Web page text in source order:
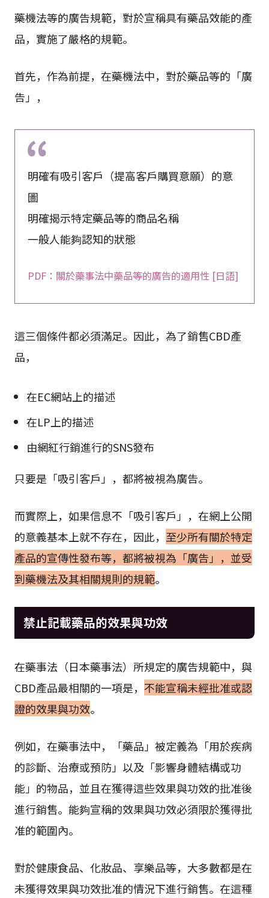
藥機法等的廣告規範，對於宣稱具有藥品效能的產
品，實施了嚴格的規範。
首先，作為前提，在藥機法中，對於藥品等的「廣
告」，
明確有吸引客戶（提高客戶購買意願）的意
圖
明確揭示特定藥品等的商品名稱
一般人能夠認知的狀態
PDF：關於藥事法中藥品等的廣告的適用性 [日語]
這三個條件都必須滿足。因此，為了銷售CBD產
品，
在EC網站上的描述
在LP上的描述
由網紅行銷進行的SNS發布
只要是「吸引客戶」，都將被視為廣告。
而實際上，如果信息不「吸引客戶」，在網上公開
的意義基本上就不存在，因此， 至少所有關於特定
產品的宣傳性發布等，都將被視為「廣告」，並受
到藥機法及其相關規則的規範。
禁止記載藥品的效果與功效
在藥事法（日本藥事法）所規定的廣告規範中，與
CBD產品最相關的一項是， 不能宣稱未經批准或認
證的效果與功效。
例如，在藥事法中，「藥品」被定義為「用於疾病
的診斷、治療或預防」以及「影響身體結構或功
能」的物品，並且在獲得這些效果與功效的批准後
進行銷售。能夠宣稱的效果與功效必須限於獲得批
准的範圍內。
對於健康食品、化妝品、享樂品等，大多數都是在
未獲得效果與功效批准的情況下進行銷售。在這種